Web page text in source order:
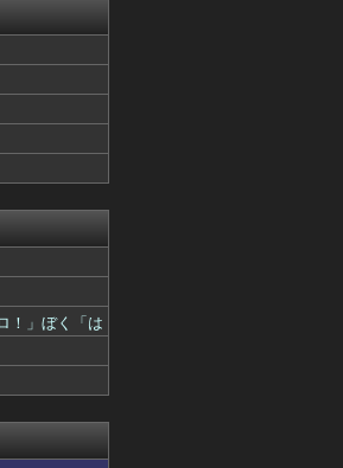
...
...
ド
-...
ログ...
反...
！」ぼく「は